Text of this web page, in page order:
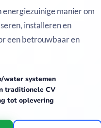
manier om
installeren en
een betrouwbaar en
water systemen
traditionele CV
tot oplevering